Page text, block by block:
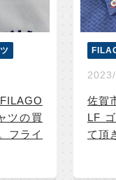
ツの買
フライ
佐賀
LF
て頂